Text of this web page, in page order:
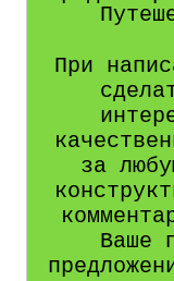
При
за
Ваше